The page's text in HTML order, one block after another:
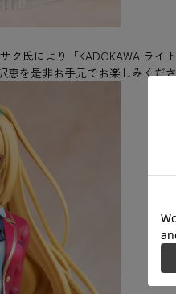
ク氏により「KADOKAWA ラ
恵を是非お手元でお楽しみくだ